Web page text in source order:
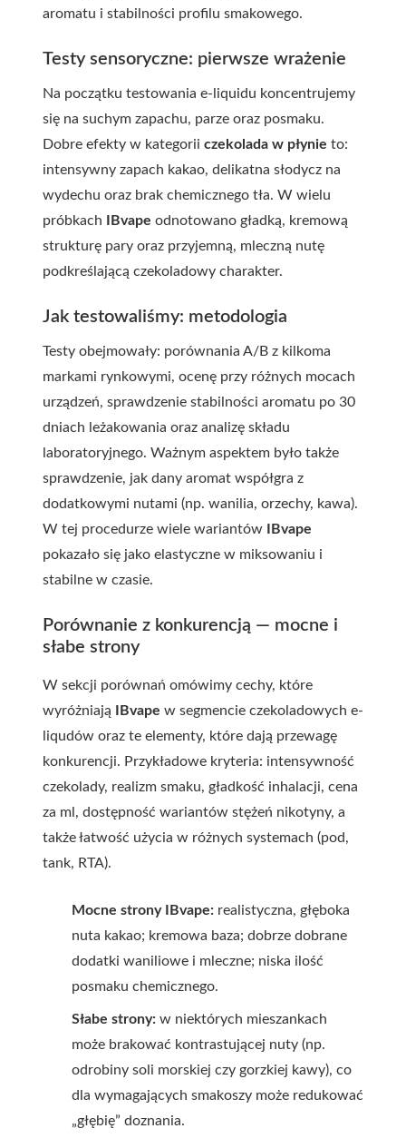
aromatu i stabilności profilu smakowego.
Testy sensoryczne: pierwsze wrażenie
Na początku testowania e-liquidu koncentrujemy
się na suchym zapachu, parze oraz posmaku.
Dobre efekty w kategorii czekolada w płynie to:
intensywny zapach kakao, delikatna słodycz na
wydechu oraz brak chemicznego tła. W wielu
próbkach
IBvape odnotowano gładką, kremową
strukturę pary oraz przyjemną, mleczną nutę
podkreślającą czekoladowy charakter.
Jak testowaliśmy: metodologia
Testy obejmowały: porównania A/B z kilkoma
markami rynkowymi, ocenę przy różnych mocach
urządzeń, sprawdzenie stabilności aromatu po 30
dniach leżakowania oraz analizę składu
laboratoryjnego. Ważnym aspektem było także
sprawdzenie, jak dany aromat współgra z
dodatkowymi nutami (np. wanilia, orzechy, kawa).
W tej procedurze wiele wariantów
IBvape
pokazało się jako elastyczne w miksowaniu i
stabilne w czasie.
Porównanie z konkurencją — mocne i
słabe strony
W sekcji porównań omówimy cechy, które
wyróżniają
IBvape w segmencie czekoladowych e-
liqudów oraz te elementy, które dają przewagę
konkurencji. Przykładowe kryteria: intensywność
czekolady, realizm smaku, gładkość inhalacji, cena
za ml, dostępność wariantów stężeń nikotyny, a
także łatwość użycia w różnych systemach (pod,
tank, RTA).
Mocne strony IBvape: realistyczna, głęboka
nuta kakao; kremowa baza; dobrze dobrane
dodatki waniliowe i mleczne; niska ilość
posmaku chemicznego.
Słabe strony: w niektórych mieszankach
może brakować kontrastującej nuty (np.
odrobiny soli morskiej czy gorzkiej kawy), co
dla wymagających smakoszy może redukować
„głębię” doznania.